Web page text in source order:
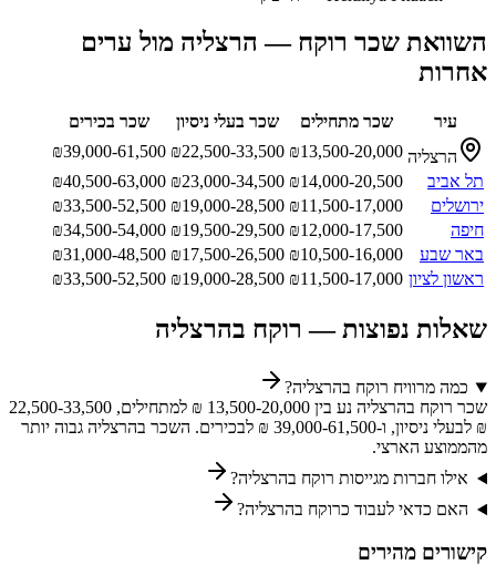
השוואת שכר רוקח — הרצליה מול ערים
אחרות
עיר שכר מתחילים שכר בעלי ניסיון
שכר בכירים
הרצליה
₪13,500-20,000
₪22,500-33,500
₪39,000-61,500
תל אביב
₪14,000-20,500
₪23,000-34,500
₪40,500-63,000
ירושלים
₪11,500-17,000
₪19,000-28,500
₪33,500-52,500
חיפה
₪12,000-17,500
₪19,500-29,500
₪34,500-54,000
באר שבע
₪10,500-16,000
₪17,500-26,500
₪31,000-48,500
ראשון לציון
₪11,500-17,000
₪19,000-28,500
₪33,500-52,500
שאלות נפוצות — רוקח בהרצליה
כמה מרוויח רוקח בהרצליה?
שכר רוקח בהרצליה נע בין 13,500-20,000 ₪ למתחילים, 22,500-33,500
₪ לבעלי ניסיון, ו-39,000-61,500 ₪ לבכירים. השכר בהרצליה גבוה יותר
מהממוצע הארצי.
אילו חברות מגייסות רוקח בהרצליה?
האם כדאי לעבוד כרוקח בהרצליה?
קישורים מהירים